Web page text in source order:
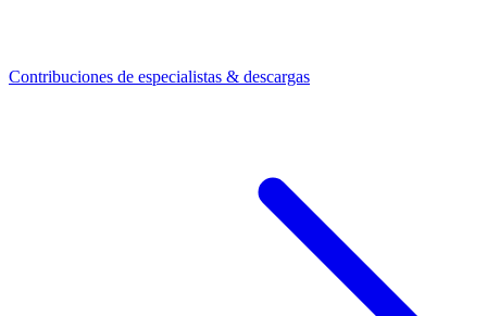
Contribuciones de especialistas & descargas